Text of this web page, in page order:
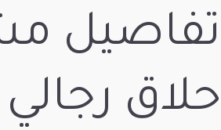
مشروع
مع